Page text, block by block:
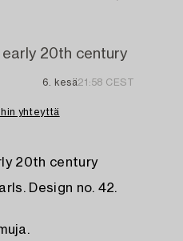
early 20th century
6. kesä21:58 CEST
yhteyttä
20th century
Design no. 42.